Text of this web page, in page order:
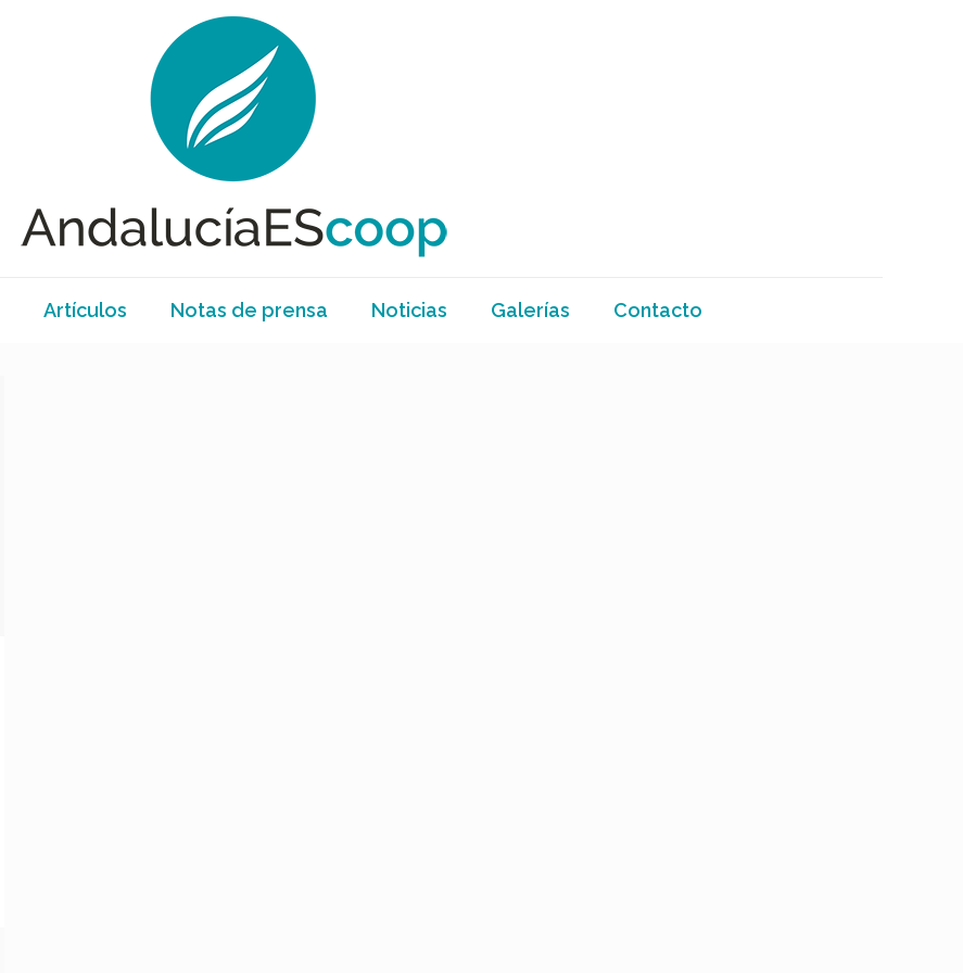
Artículos Notas de prensa Noticias Galerías Contacto